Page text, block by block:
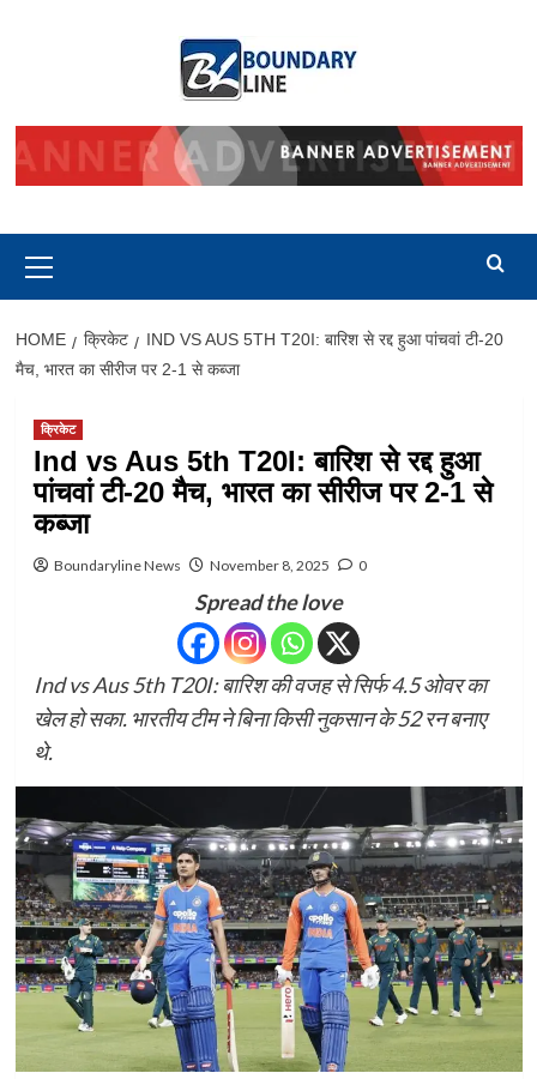
Menu
HOME क्रिकेट
IND VS AUS 5TH T20I: बारिश से रद्द हुआ पांचवां टी-20
मैच, भारत का सीरीज पर 2-1 से कब्जा
क्रिकेट
Ind vs Aus 5th T20I: बारिश से रद्द हुआ
पांचवां टी-20 मैच, भारत का सीरीज पर 2-1 से
कब्जा
Boundaryline News November 8, 2025 0
Spread the love
Ind vs Aus 5th T20I: बारिश की वजह से सिर्फ 4.5 ओवर का
खेल हो सका. भारतीय टीम ने बिना किसी नुकसान के 52 रन बनाए
थे.